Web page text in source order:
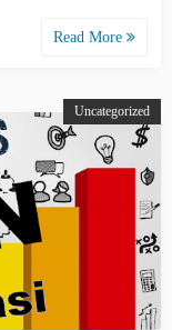
Read More
Uncategorized